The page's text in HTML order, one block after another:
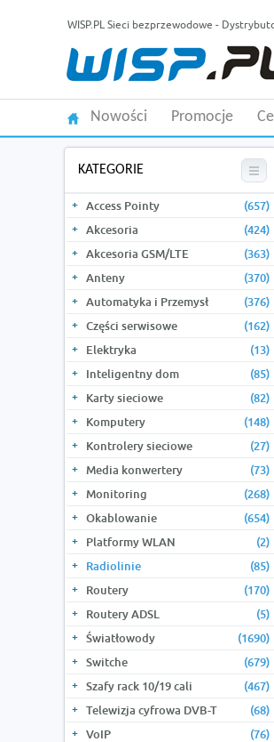
WISP.PL Sieci bezprzewodowe -
Nowości Promocje
KATEGORIE
Access Pointy
(657)
Akcesoria
(424)
Akcesoria GSM/LTE
(363)
Anteny
(370)
Automatyka i Przemysł
(376)
Części serwisowe
(162)
Elektryka
(13)
Inteligentny dom
(85)
Karty sieciowe
(82)
Komputery
(148)
Kontrolery sieciowe
(27)
Media konwertery
(73)
Monitoring
(268)
Okablowanie
(654)
Platformy WLAN
(2)
Radiolinie
(85)
Routery
(170)
Routery ADSL
(5)
Światłowody
(1690)
Switche
(679)
Szafy rack 10/19 cali
(467)
Telewizja cyfrowa DVB-T
(68)
VoIP
(76)